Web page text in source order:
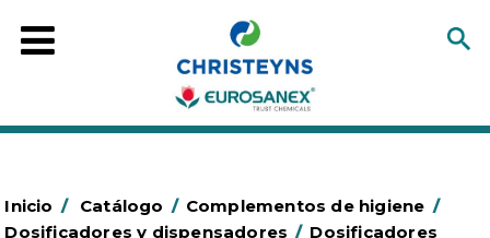
Inicio / Catálogo / Complementos de higiene /
Dosificadores y dispensadores / Dosificadores